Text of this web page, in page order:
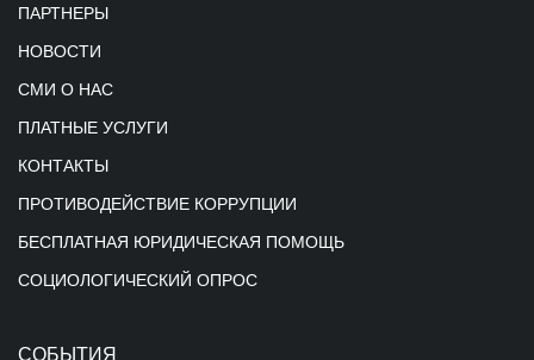
ПАРТНЕРЫ
НОВОСТИ
СМИ О НАС
ПЛАТНЫЕ УСЛУГИ
КОНТАКТЫ
ПРОТИВОДЕЙСТВИЕ КОРРУПЦИИ
БЕСПЛАТНАЯ ЮРИДИЧЕСКАЯ ПОМОЩЬ
СОЦИОЛОГИЧЕСКИЙ ОПРОС
СОБЫТИЯ